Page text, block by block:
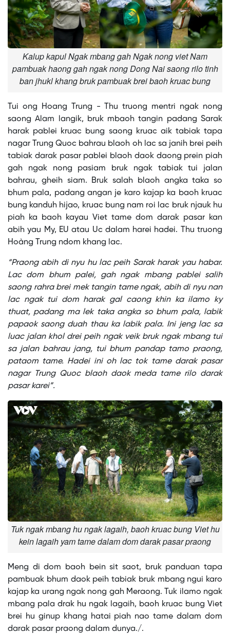
Kalup kapul Ngak mbang gah Ngak nong viet Nam
pambuak haong gah ngak nong Dong Nai saong rilo tinh
ban jhukl khang bruk pambuak brei baoh kruac bung
Tui ong Hoang Trung - Thu truong mentri ngak nong
saong Alam langik, bruk mbaoh tangin padang Sarak
harak pablei kruac bung saong kruac aik tabiak tapa
nagar Trung Quoc bahrau blaoh oh lac sa janih brei peih
tabiak darak pasar pablei blaoh daok daong prein piah
gah ngak nong pasiam bruk ngak tabiak tui jalan
bahrau, gheih siam. Bruk salah blaoh angka taka so
bhum pala, padang angan je karo kajap ka baoh kruac
bung kanduh hijao, kruac bung nam roi lac bruk njauk hu
piah ka baoh kayau Viet tame dom darak pasar kan
abih yau My, EU atau Uc dalam harei hadei. Thu truong
Hoàng Trung ndom khang lac.
“Praong abih di nyu hu lac peih Sarak harak yau habar.
Lac dom bhum palei, gah ngak mbang pablei salih
saong rahra brei mek tangin tame ngak, abih di nyu nan
lac ngak tui dom harak gal caong khin ka ilamo ky
thuat, padang ma lek taka angka so bhum pala, labik
papaok saong duah thau ka labik pala. Ini jeng lac sa
luac jalan khol drei peih ngak veik bruk ngak mbang tui
sa jalan bahrau jang, tui bhum pandap tamo praong,
pataom tame. Hadei ini oh lac tok tame darak pasar
nagar Trung Quoc blaoh daok meda tame rilo darak
pasar karei”.
Tuk ngak mbang hu ngak lagaih, baoh kruac bung Viet hu
kein lagaih yam tame dalam dom darak pasar praong
Meng di dom baoh bein sit saot, bruk panduan tapa
pambuak bhum daok peih tabiak bruk mbang ngui karo
kajap ka urang ngak nong gah Meraong. Tuk ilamo ngak
mbang pala drak hu ngak lagaih, baoh kruac bung Viet
brei hu ginup khang hatai piah nao tame dalam dom
darak pasar praong dalam dunya./.